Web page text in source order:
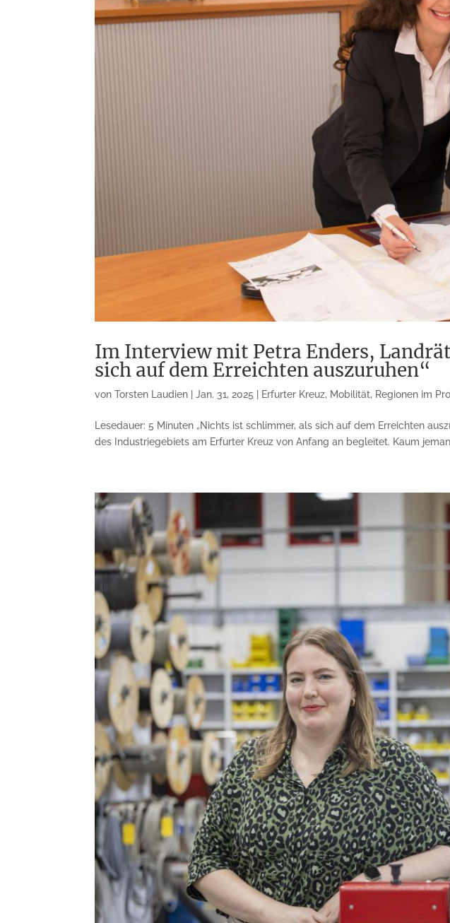
Im Interview mit Petra Enders,
sich auf dem Erreichten auszuruhen“
vonTorsten Laudien |Jan. 31, 2025 Erfurter Kreuz, Mobilität, Regionen im
Lesedauer: 5 Minuten „Nichts ist schlimmer, als sich auf dem Erreichten
des Industriegebiets am Erfurter Kreuz von Anfang an begleitet. Kaum